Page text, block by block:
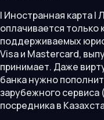
| Иностранная карта |
оплачивается
поддерживаемых
Visa и Mastercard,
принимает. Даже
банка нужно
зарубежного сервиса
посредника в